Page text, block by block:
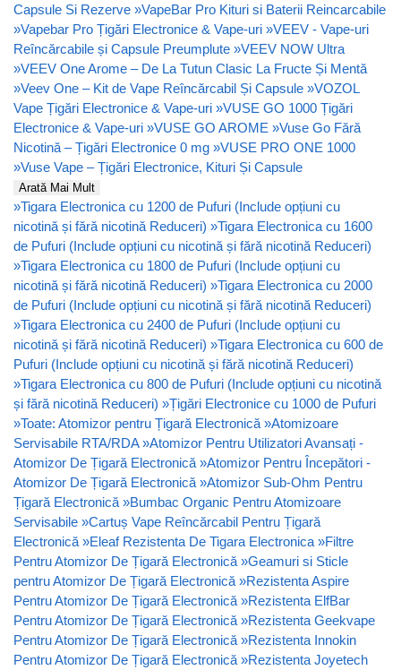
Capsule Si Rezerve »VapeBar Pro Kituri si Baterii Reincarcabile
»Vapebar Pro Țigări Electronice & Vape-uri »VEEV - Vape-uri
Reîncărcabile și Capsule Preumplute »VEEV NOW Ultra
»VEEV One Arome – De La Tutun Clasic La Fructe Și Mentă
»Veev One – Kit de Vape Reîncărcabil Și Capsule »VOZOL
Vape Țigări Electronice & Vape-uri »VUSE GO 1000 Țigări
Electronice & Vape-uri »VUSE GO AROME »Vuse Go Fără
Nicotină – Țigări Electronice 0 mg »VUSE PRO ONE 1000
»Vuse Vape – Țigări Electronice, Kituri Și Capsule
Arată Mai Mult
»Tigara Electronica cu 1200 de Pufuri (Include opțiuni cu
nicotină și fără nicotină Reduceri) »Tigara Electronica cu 1600
de Pufuri (Include opțiuni cu nicotină și fără nicotină Reduceri)
»Tigara Electronica cu 1800 de Pufuri (Include opțiuni cu
nicotină și fără nicotină Reduceri) »Tigara Electronica cu 2000
de Pufuri (Include opțiuni cu nicotină și fără nicotină Reduceri)
»Tigara Electronica cu 2400 de Pufuri (Include opțiuni cu
nicotină și fără nicotină Reduceri) »Tigara Electronica cu 600 de
Pufuri (Include opțiuni cu nicotină și fără nicotină Reduceri)
»Tigara Electronica cu 800 de Pufuri (Include opțiuni cu nicotină
și fără nicotină Reduceri) »Țigări Electronice cu 1000 de Pufuri
»Toate: Atomizor pentru Țigară Electronică »Atomizoare
Servisabile RTA/RDA »Atomizor Pentru Utilizatori Avansați -
Atomizor De Țigară Electronică »Atomizor Pentru Începători -
Atomizor De Țigară Electronică »Atomizor Sub-Ohm Pentru
Țigară Electronică »Bumbac Organic Pentru Atomizoare
Servisabile »Cartuș Vape Reîncărcabil Pentru Țigară
Electronică »Eleaf Rezistenta De Tigara Electronica »Filtre
Pentru Atomizor De Țigară Electronică »Geamuri si Sticle
pentru Atomizor De Țigară Electronică »Rezistenta Aspire
Pentru Atomizor De Țigară Electronică »Rezistenta ElfBar
Pentru Atomizor De Țigară Electronică »Rezistenta Geekvape
Pentru Atomizor De Țigară Electronică »Rezistenta Innokin
Pentru Atomizor De Țigară Electronică »Rezistenta Joyetech